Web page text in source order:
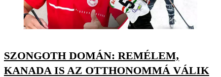
SZONGOTH DOMÁN: REMÉLEM,
KANADA IS AZ OTTHONOMMÁ VÁLIK